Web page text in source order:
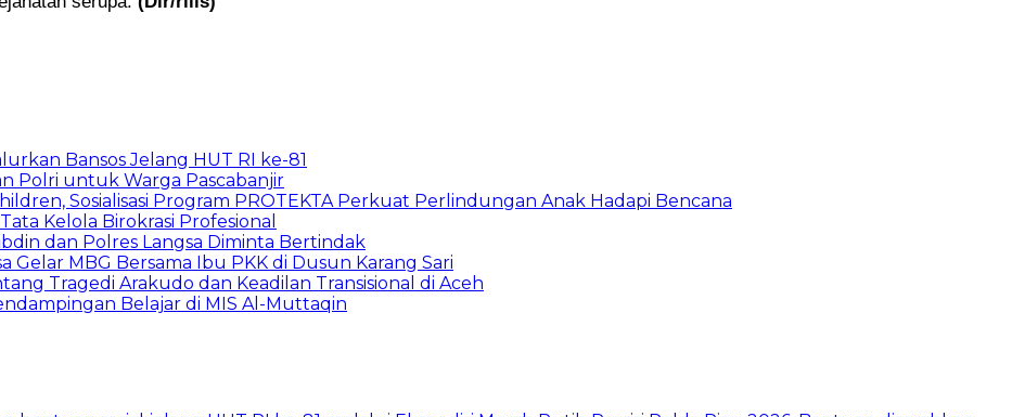
Bansos Jelang HUT RI ke-81
Polri untuk Warga Pascabanjir
Sosialisasi Program PROTEKTA Perkuat Perlindungan Anak Hadapi Bencana
Kelola Birokrasi Profesional
dan Polres Langsa Diminta Bertindak
Gelar MBG Bersama Ibu PKK di Dusun Karang Sari
Tragedi Arakudo dan Keadilan Transisional di Aceh
Belajar di MIS Al-Muttaqin